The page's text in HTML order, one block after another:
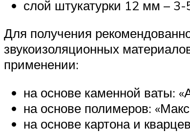
слой штукатурки 12 мм –
Для получения
звукоизоляционных
применении:
на основе каменной ваты:
на основе полимеров:
на основе картона и